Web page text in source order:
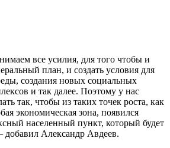
все усилия, для того чтобы и
план, и создать условия для
создания новых социальных
и так далее. Поэтому у нас
так, чтобы из таких точек роста, как
экономическая зона, появился
населенный пункт, который будет
добавил Александр Авдеев.